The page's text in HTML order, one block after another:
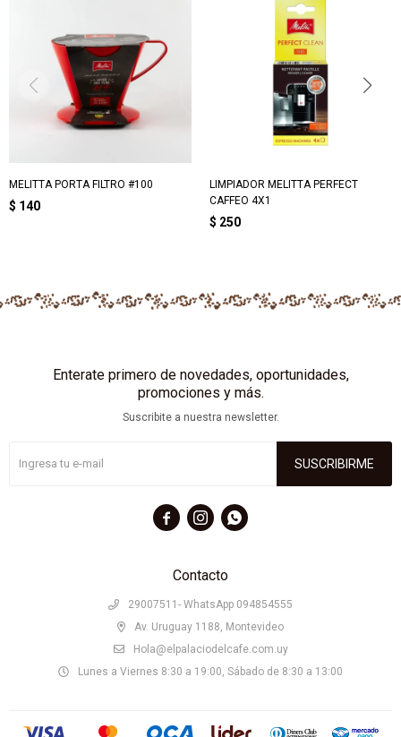
MELITTA PORTA FILTRO #100
$ 140
LIMPIADOR MELITTA PERFECT
CAFFEO 4X1
$ 250
Contacto
29007511- WhatsApp 094854555
Av. Uruguay 1188, Montevideo
Hola@elpalaciodelcafe.com.uy
Lunes a Viernes 8:30 a 19:00, Sábado de 8:30 a 13:00
Enterate primero de novedades, oportunidades,
promociones y más.
Suscribite a nuestra newsletter.
SUSCRIBIRME
  